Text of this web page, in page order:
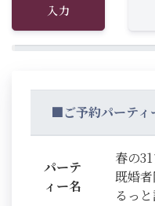
入力
■ご予約パーティ
パーテ
ィー名
春の
既婚
るっ